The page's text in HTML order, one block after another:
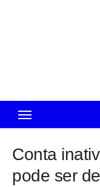
Conta
pode ser